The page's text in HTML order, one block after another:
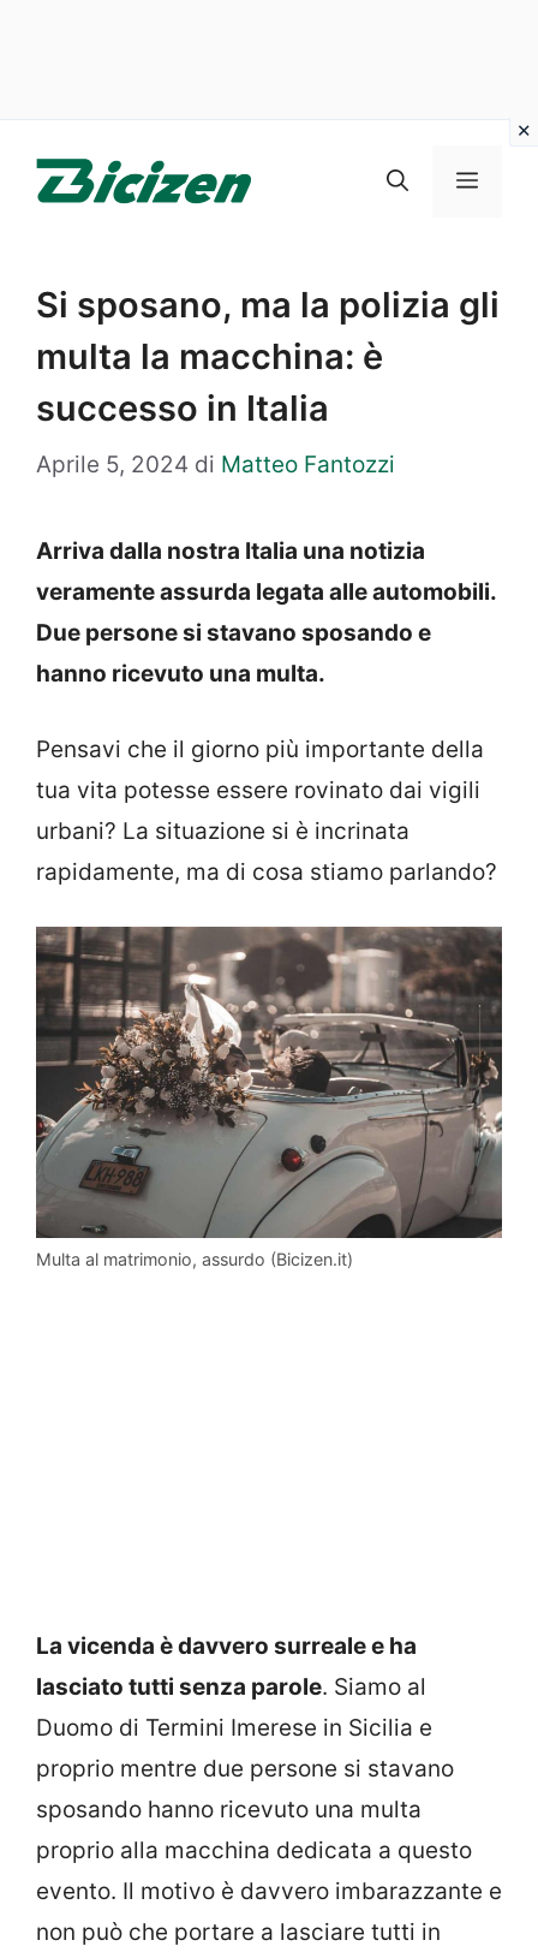
Menu
Si sposano, ma la polizia gli
multa la macchina: è
successo in Italia
Aprile 5, 2024 di Matteo Fantozzi
Arriva dalla nostra Italia una notizia
veramente assurda legata alle automobili.
Due persone si stavano sposando e
hanno ricevuto una multa.
Pensavi che il giorno più importante della
tua vita potesse essere rovinato dai vigili
urbani? La situazione si è incrinata
rapidamente, ma di cosa stiamo parlando?
Multa al matrimonio, assurdo (Bicizen.it)
La vicenda è davvero surreale e ha
lasciato tutti senza parole. Siamo al
Duomo di Termini Imerese in Sicilia e
proprio mentre due persone si stavano
sposando hanno ricevuto una multa
proprio alla macchina dedicata a questo
evento. Il motivo è davvero imbarazzante e
non può che portare a lasciare tutti in